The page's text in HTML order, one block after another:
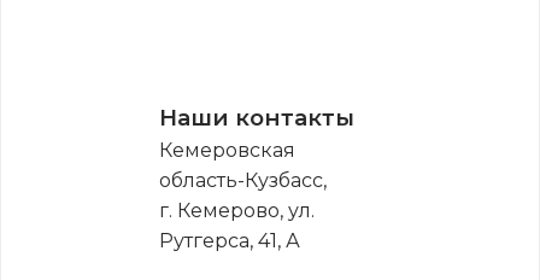
Наши контакты
Кемеровская
область-Кузбасс,
г. Кемерово, ул.
Рутгерса, 41, А